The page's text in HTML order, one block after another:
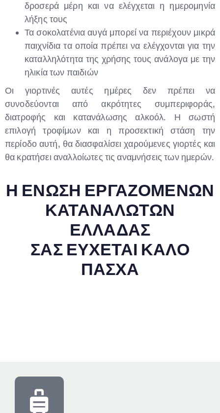
δροσερά μέρη και να ελέγχεται η ημερομηνία
λήξης τους
Τα σοκολατένια αυγά μπορεί να περιέχουν μικρά
παιχνίδια τα οποία πρέπει να ελέγχονται για την
καταλληλότητα της χρήσης τους ανάλογα με την
ηλικία των παιδιών
Οι γιορτινές αυτές ημέρες δεν πρέπει να
συνοδεύονται από ακρότητες συμπεριφοράς,
διατροφής και κατανάλωσης αλκοόλ. Η σωστή
επιλογή τροφίμων και η προσεκτική στάση την
περίοδο αυτή, θα διασφαλίσει χαρούμενες γιορτές και
θα κρατήσει αναλλοίωτες τις αναμνήσεις των ημερών.
Η ΕΝΩΣΗ ΕΡΓΑΖΟΜΕΝΩΝ
ΚΑΤΑΝΑΛΩΤΩΝ
ΕΛΛΑΔΑΣ
ΣΑΣ ΕΥΧΕΤΑΙ ΚΑΛΟ
ΠΑΣΧΑ